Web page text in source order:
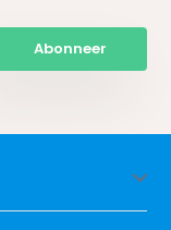
Abonneer